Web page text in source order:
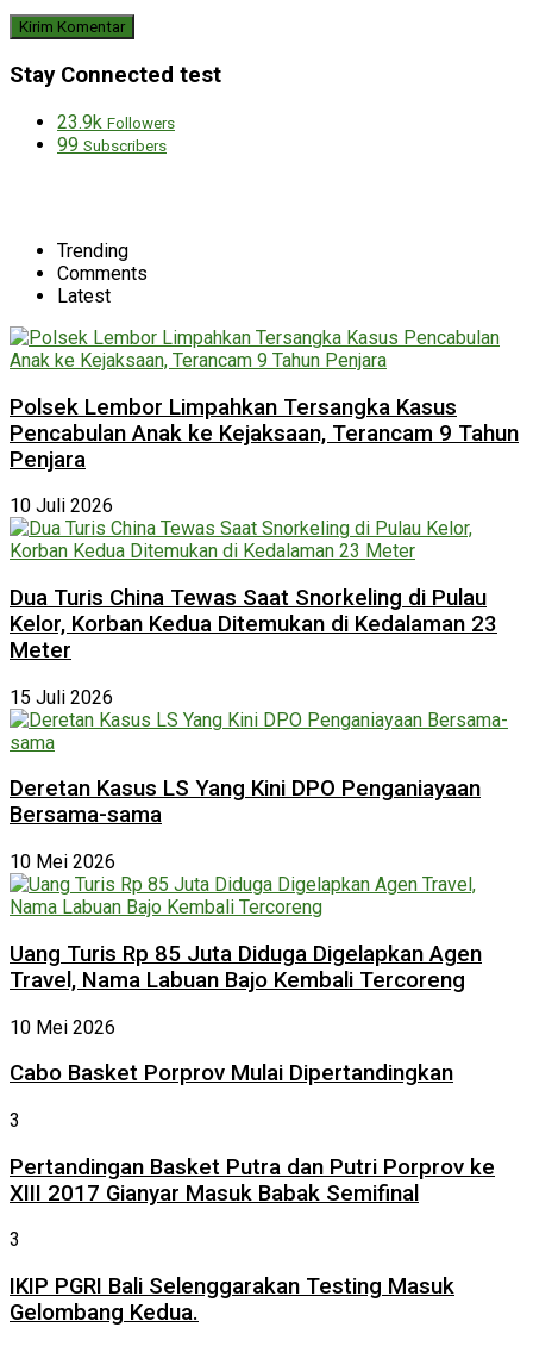
Stay Connected test
23.9k Followers
99 Subscribers
Trending
Comments
Latest
Polsek Lembor Limpahkan Tersangka Kasus
Pencabulan Anak ke Kejaksaan, Terancam 9 Tahun
Penjara
10 Juli 2026
Dua Turis China Tewas Saat Snorkeling di Pulau
Kelor, Korban Kedua Ditemukan di Kedalaman 23
Meter
15 Juli 2026
Deretan Kasus LS Yang Kini DPO Penganiayaan
Bersama-sama
10 Mei 2026
Uang Turis Rp 85 Juta Diduga Digelapkan Agen
Travel, Nama Labuan Bajo Kembali Tercoreng
10 Mei 2026
Cabo Basket Porprov Mulai Dipertandingkan
3
Pertandingan Basket Putra dan Putri Porprov ke
XIII 2017 Gianyar Masuk Babak Semifinal
3
IKIP PGRI Bali Selenggarakan Testing Masuk
Gelombang Kedua.